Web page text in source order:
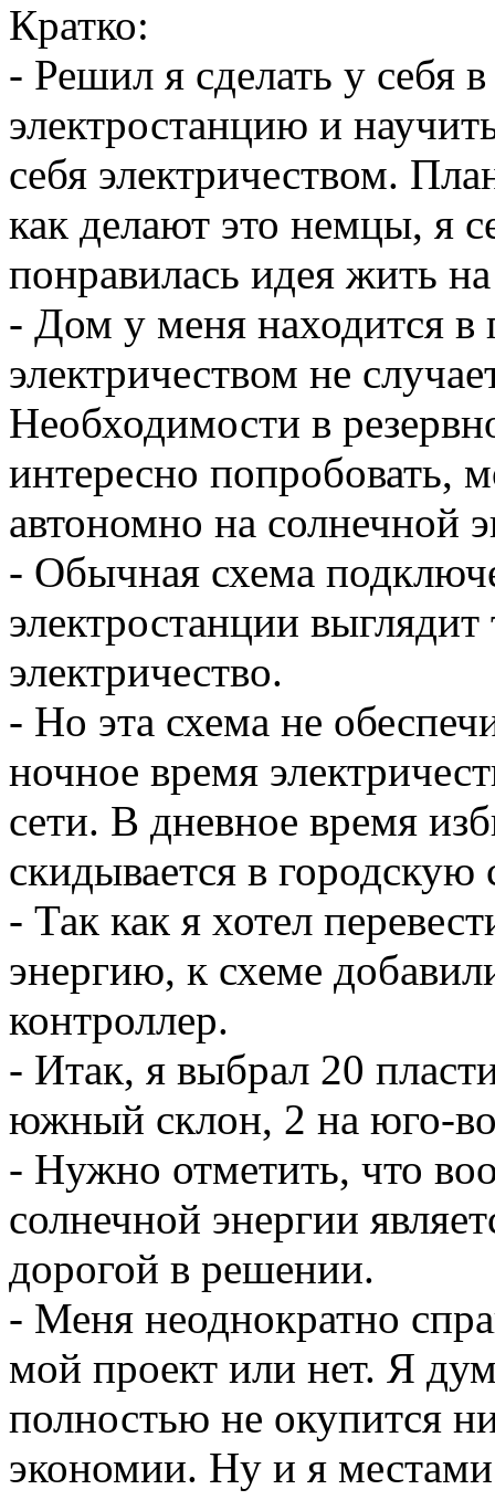
Кратко:
- Решил я сделать у себя
электростанцию и
себя электричеством.
как делают это немцы, я
понравилась идея жить
- Дом у меня находится в
электричеством не
Необходимости в
интересно попробовать,
автономно на солнечной
- Обычная схема
электростанции
электричество.
- Но эта схема не
ночное время
сети. В дневное время
скидывается в городскую
- Так как я хотел
энергию, к схеме
контроллер.
- Итак, я выбрал 20
южный склон, 2 на юго-
- Нужно отметить, что
солнечной энергии
дорогой в решении.
- Меня неоднократно
мой проект или нет. Я
полностью не окупится
экономии. Ну и я